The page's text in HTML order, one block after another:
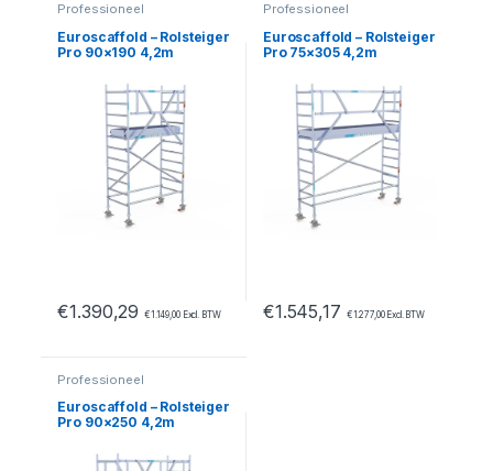
Professioneel
Euroscaffold – Rolsteiger
Pro 90×190 4,2m
€1.390,29 €1.149,00Excl. BTW
Professioneel
Euroscaffold – Rolsteiger
Pro 75×305 4,2m
gevel
€1.545,17 €1.277,00Excl. BTW
Professioneel
Euroscaffold – Rolsteiger
Pro 90×250 4,2m